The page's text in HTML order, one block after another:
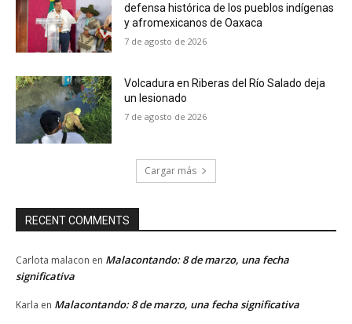
defensa histórica de los pueblos indígenas
y afromexicanos de Oaxaca
7 de agosto de 2026
Volcadura en Riberas del Río Salado deja
un lesionado
7 de agosto de 2026
Cargar más
RECENT COMMENTS
Carlota malacon en Malacontando: 8 de marzo, una fecha
significativa
Karla en Malacontando: 8 de marzo, una fecha significativa